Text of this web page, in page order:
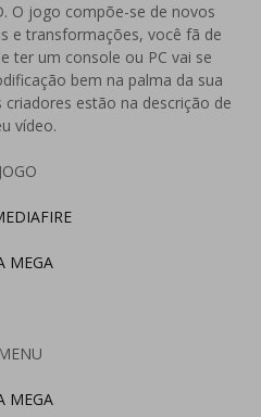
O jogo compõe-se de novos
e transformações, você fã de
ter um console ou PC vai se
bem na palma da sua
estão na descrição de
vídeo.
JOGO
MEGA
MENU
MEGA